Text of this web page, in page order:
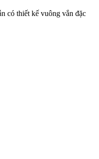
có thiết kế vuông vắn đặc